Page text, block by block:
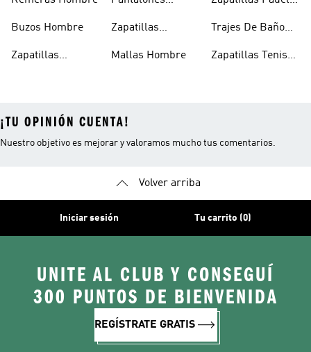
Hombre
Buzos Hombre
Zapatillas
Hombre
Zapatillas
Mallas Hombre
Trajes De Baño
Zapatillas Tenis
¡TU OPINIÓN CUENTA!
Nuestro objetivo es mejorar y valoramos mucho tus comentarios.
Volver arriba
Iniciar sesión Tu carrito (0)
UNITE AL CLUB Y CONSEGUÍ
300 PUNTOS DE BIENVENIDA
REGÍSTRATE GRATIS